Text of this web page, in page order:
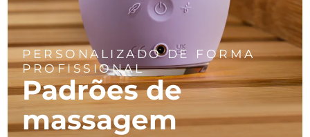
PERSONALIZADO DE FORMA
PROFISSIONAL
Padrões de
massagem